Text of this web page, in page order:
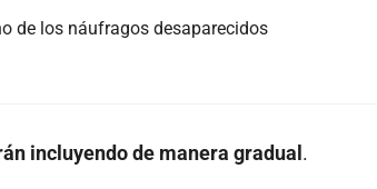
de los náufragos desaparecidos
incluyendo de manera gradual .